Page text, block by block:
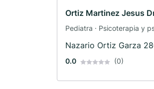
Ortiz Martinez Jesus
Pediatra · Psicoterapia y
Nazario Ortiz Garza
0.0 (0)